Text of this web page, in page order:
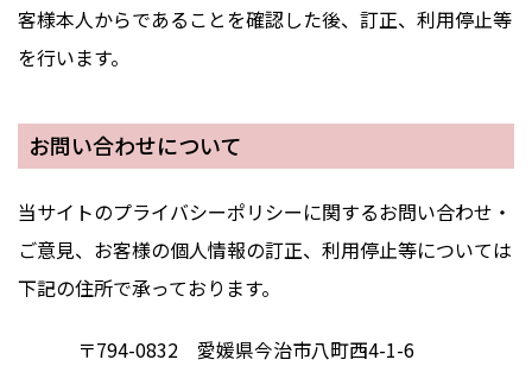
客様本人からであることを確認した後、訂正、利用停止等
を行います。
お問い合わせについて
当サイトのプライバシーポリシーに関するお問い合わせ・
ご意見、お客様の個人情報の訂正、利用停止等については
下記の住所で承っております。
〒794-0832 愛媛県今治市八町西4-1-6